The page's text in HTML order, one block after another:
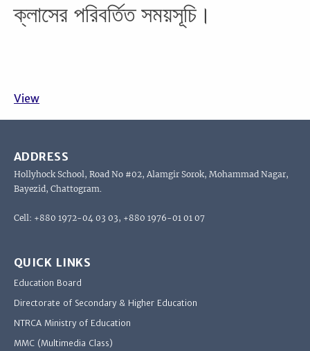
ক্লাসের পরিবর্তিত সময়সূচি।
View
ADDRESS
Hollyhock School, Road No #02, Alamgir Sorok, Mohammad Nagar,
Bayezid, Chattogram.
Cell: +880 1972-04 03 03, +880 1976-01 01 07
QUICK LINKS
Education Board
Directorate of Secondary & Higher Education
NTRCA Ministry of Education
MMC (Multimedia Class)